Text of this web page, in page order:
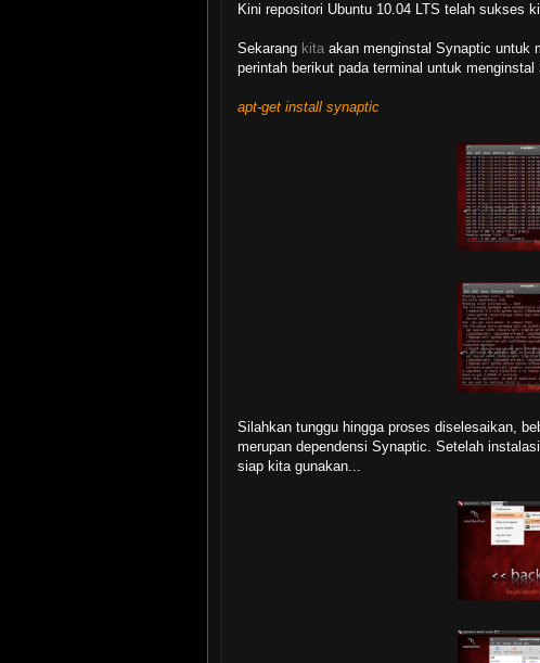
Kini repositori Ubuntu 10.04 LTS telah sukses
Sekarang kita akan menginstal Synaptic untuk
perintah berikut pada terminal untuk menginstal
apt-get install synaptic
Silahkan tunggu hingga proses diselesaikan,
merupan dependensi Synaptic. Setelah
siap kita gunakan...